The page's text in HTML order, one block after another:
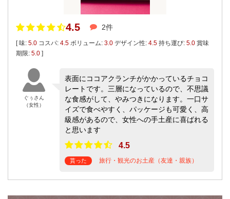
4.5 2件
[ 味: 5.0 コスパ: 4.5 ボリューム: 3.0 デザイン性: 4.5 持ち運び: 5.0 賞味
期限: 5.0 ]
ぐぅさん
（女性）
表面にココアクランチがかかっているチョコ
レートです。三層になっているので、不思議
な食感がして、やみつきになります。一口サ
イズで食べやすく、パッケージも可愛く、高
級感があるので、女性への手土産に喜ばれる
と思います
4.5
貰った 旅行・観光のお土産（友達・親族）